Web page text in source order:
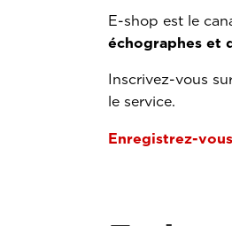
E-shop est le
échographes et
Inscrivez-vous
le service.
Enregistrez-